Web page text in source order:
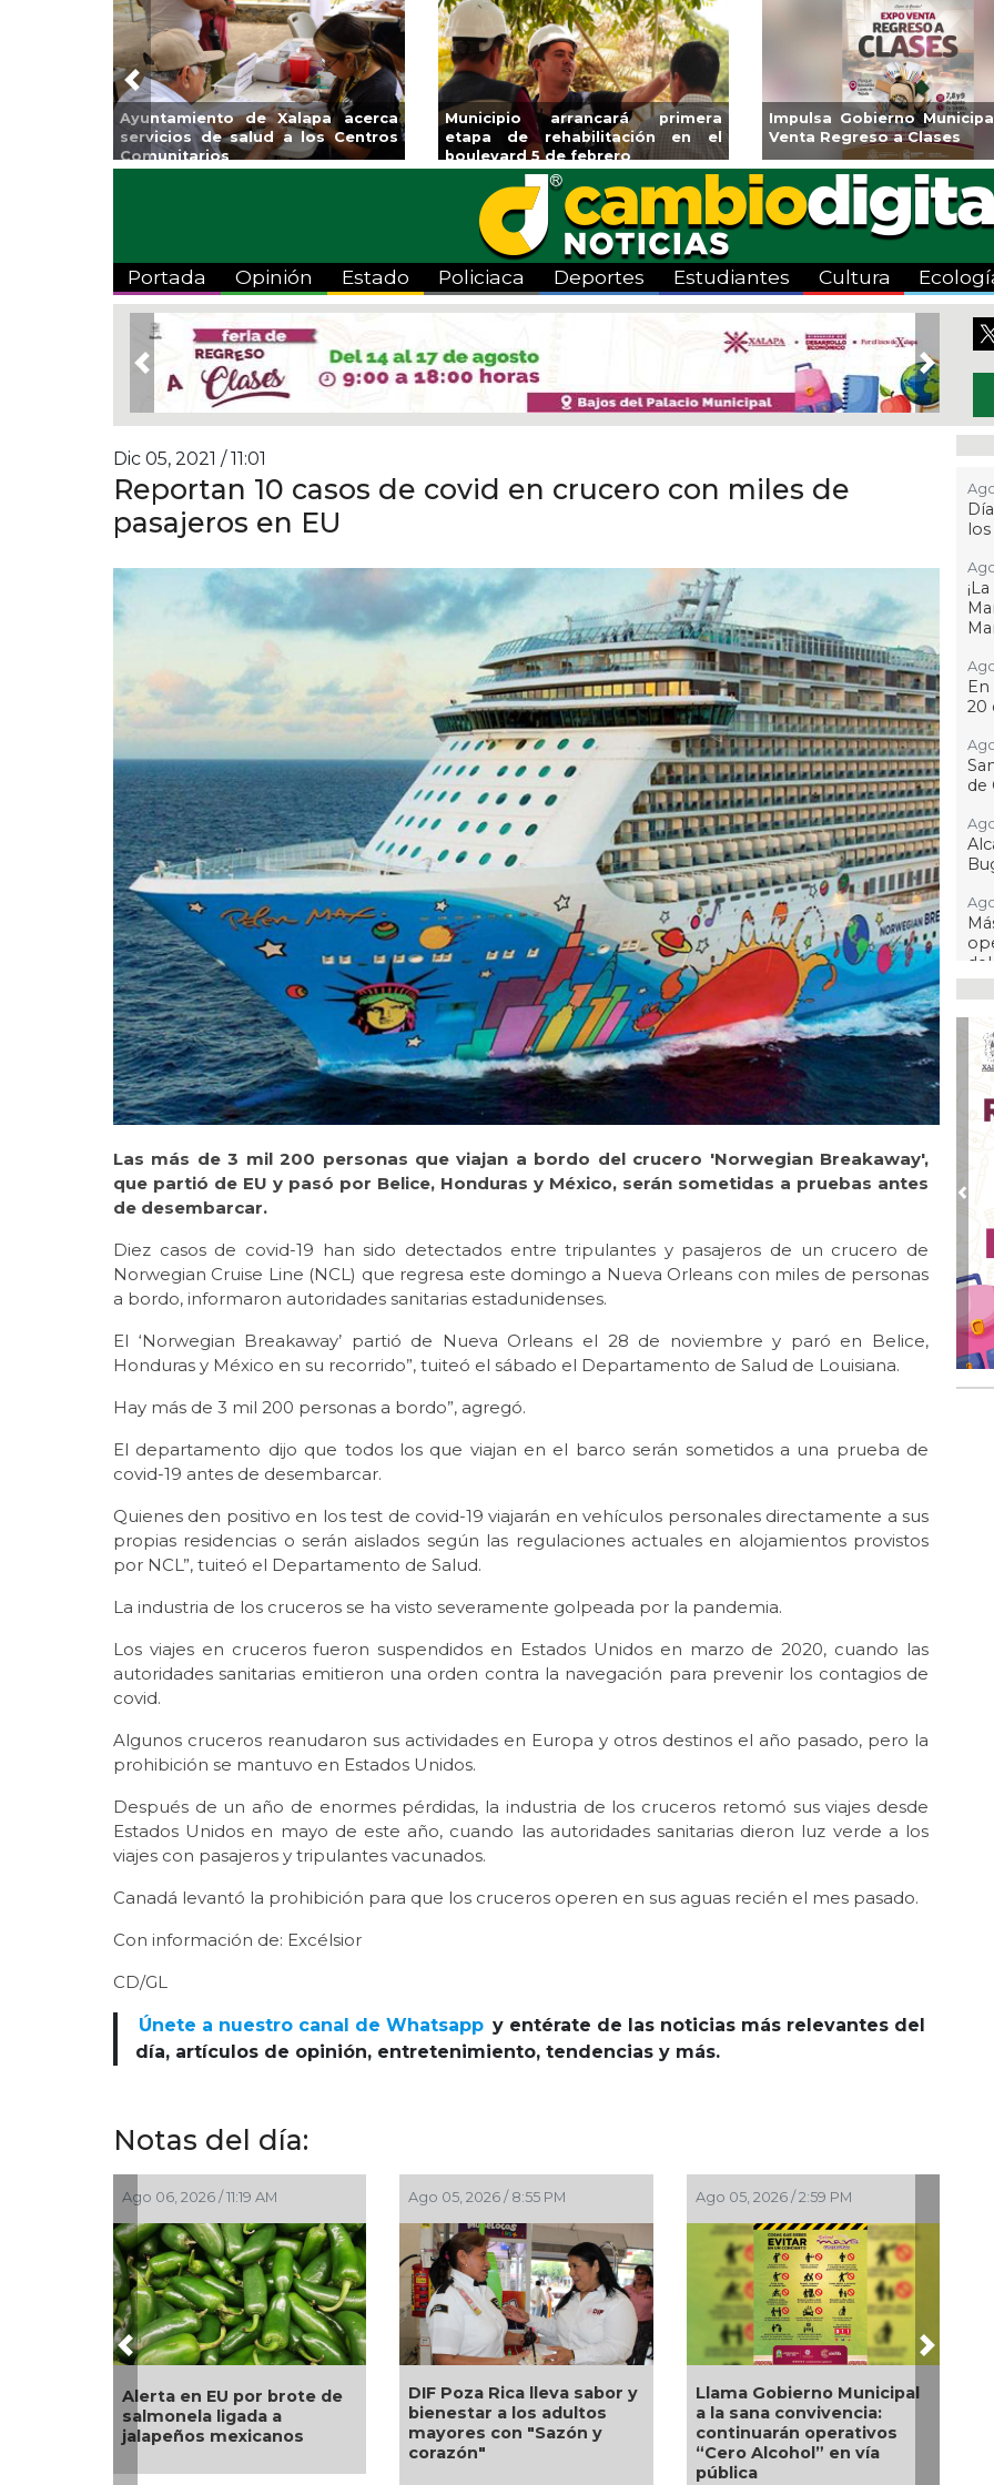
la
Zona
Invita Ayuntamiento de Veracruz
a Temporada de Artes “Escena
Viva”
Aplicará CMAS el Programa de
Tandeo durante agosto
Guarniciones y
colonia El Mango en
Previous
Portada Opinión Estado Policiaca Deportes Estudiantes Cultura
Previous Next
Dic 05, 2021 / 11:01
Reportan 10 casos de covid en crucero con miles de
pasajeros en EU
Las más de 3 mil 200 personas que viajan a bordo del crucero 'Norwegian Breakaway',
que partió de EU y pasó por Belice, Honduras y México, serán sometidas a pruebas antes
de desembarcar.
Diez casos de covid-19 han sido detectados entre tripulantes y pasajeros de un crucero de
Norwegian Cruise Line (NCL) que regresa este domingo a Nueva Orleans con miles de personas
a bordo, informaron autoridades sanitarias estadunidenses.
El ‘Norwegian Breakaway’ partió de Nueva Orleans el 28 de noviembre y paró en Belice,
Honduras y México en su recorrido”, tuiteó el sábado el Departamento de Salud de Louisiana.
Hay más de 3 mil 200 personas a bordo”, agregó.
El departamento dijo que todos los que viajan en el barco serán sometidos a una prueba de
covid-19 antes de desembarcar.
Quienes den positivo en los test de covid-19 viajarán en vehículos personales directamente a sus
propias residencias o serán aislados según las regulaciones actuales en alojamientos provistos
por NCL”, tuiteó el Departamento de Salud.
La industria de los cruceros se ha visto severamente golpeada por la pandemia.
Los viajes en cruceros fueron suspendidos en Estados Unidos en marzo de 2020, cuando las
autoridades sanitarias emitieron una orden contra la navegación para prevenir los contagios de
covid.
Algunos cruceros reanudaron sus actividades en Europa y otros destinos el año pasado, pero la
prohibición se mantuvo en Estados Unidos.
Después de un año de enormes pérdidas, la industria de los cruceros retomó sus viajes desde
Estados Unidos en mayo de este año, cuando las autoridades sanitarias dieron luz verde a los
viajes con pasajeros y tripulantes vacunados.
Canadá levantó la prohibición para que los cruceros operen en sus aguas recién el mes pasado.
Con información de: Excélsior
CD/GL
Únete a nuestro canal de Whatsapp y entérate de las noticias más relevantes del
día, artículos de opinión, entretenimiento, tendencias y más.
Notas del día:
Municipal
Ago 05, 2026 / 2:56 PM
La UNAM analiza sanción
de hasta 20 millones de
pesos a Territorium Life
Ago 05, 2026 / 2:23 PM
Una silla de ruedas, un
nuevo apoyo para Flor
Alondra: Pedro Miguel y
Sonia Marie responden a
Ago 05, 2026 / 12:13 PM
Nueva oferta educativa
impulsará la
competitividad turística
de Veracruz
Previous Next
20
de
a